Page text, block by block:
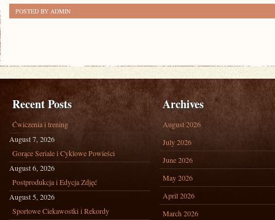
POSTED BY ADMIN
Recent Posts
Ćwiczenia i trening
August 7, 2026
Gorące Seriale i Cyklowe Powieści
August 6, 2026
Postprodukcja i Edycja Zdjęć
August 5, 2026
Sportowe Ciekawostki i Rekordy
Archives
August 2026
July 2026
June 2026
May 2026
April 2026
March 2026